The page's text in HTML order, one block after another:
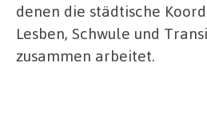
denen die städtische
Lesben, Schwule und
zusammen arbeitet.